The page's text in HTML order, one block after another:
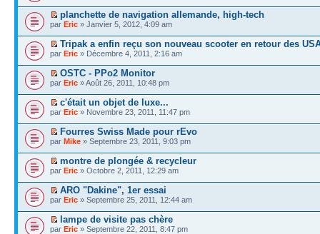
planchette de navigation allemande, high-tech
par Eric » Janvier 5, 2012, 4:09 am
Tripak a enfin reçu son nouveau scooter en retour des
par Eric » Décembre 4, 2011, 2:16 am
OSTC - PPo2 Monitor
par Eric » Août 26, 2011, 10:48 pm
c'était un objet de luxe...
par Eric » Novembre 23, 2011, 11:47 pm
Fourres Swiss Made pour rEvo
par Mike » Septembre 23, 2011, 9:03 pm
montre de plongée & recycleur
par Eric » Octobre 2, 2011, 12:29 am
ARO "Dakine", 1er essai
par Eric » Septembre 25, 2011, 12:44 am
lampe de visite pas chère
par Eric » Septembre 22, 2011, 8:47 pm